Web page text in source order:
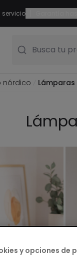
servicio
Busca tu
nórdico
y opciones de